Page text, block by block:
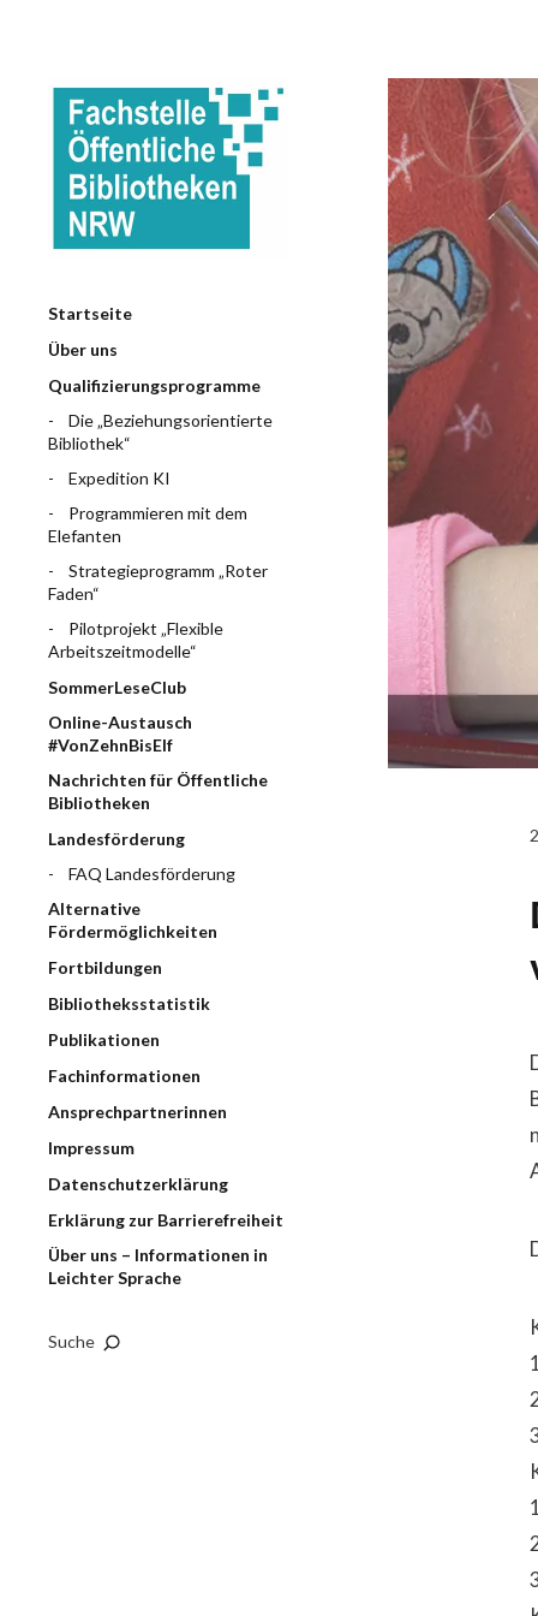
Startseite
Über uns
Qualifizierungsprogramme
Die „Beziehungsorientierte
Bibliothek“
Expedition KI
Programmieren mit dem
Elefanten
Strategieprogramm „Roter
Faden“
Pilotprojekt „Flexible
Arbeitszeitmodelle“
SommerLeseClub
Online-Austausch
#VonZehnBisElf
Nachrichten für Öffentliche
Bibliotheken
Landesförderung
FAQ Landesförderung
Alternative
Fördermöglichkeiten
Fortbildungen
Bibliotheksstatistik
Publikationen
Fachinformationen
Ansprechpartnerinnen
Impressum
Datenschutzerklärung
Erklärung zur Barrierefreiheit
Über uns – Informationen in
Leichter Sprache
Suche